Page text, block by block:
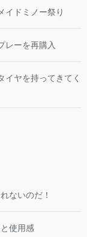
イドミノー祭り
レーを再購入
イヤを持ってきてく
ないのだ！
使用感